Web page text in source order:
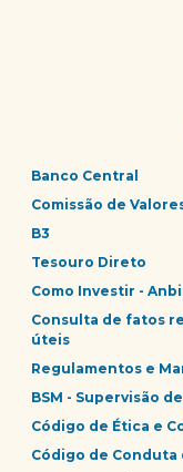
Banco Central
Comissão de
B3
Tesouro Direto
Como Investir -
Consulta de fatos
úteis
Regulamentos e
BSM - Supervisão
Código de Ética e
Código de Conduta